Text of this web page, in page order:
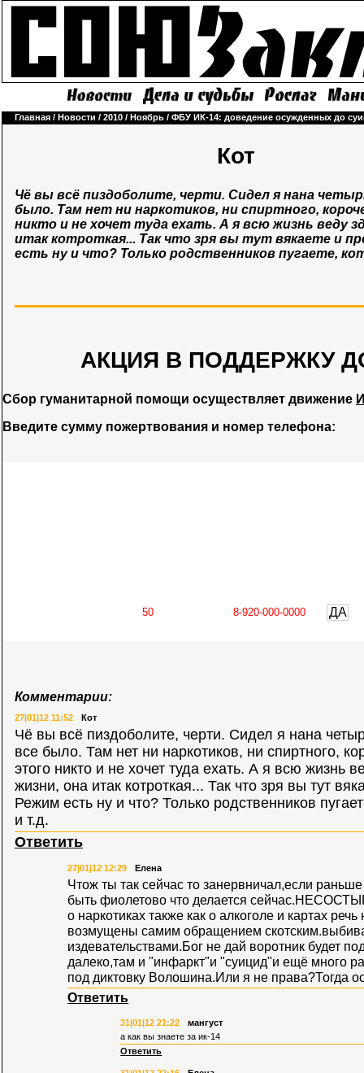
Главная / Новости / 2010 / Ноябрь / ФБУ ИК-14: доведение осужденных до
Кот
Чё вы всё пиздоболите, черти. Сидел я нана
было. Там нет ни наркотиков, ни спиртного,
никто и не хочет туда ехать. А я всю жизнь веду
итак котроткая... Так что зря вы тут вякаете и
есть ну и что? Только родственников пугаете,
АКЦИЯ В ПОДДЕРЖКУ
Сбор гуманитарной помощи осуществляет движение
Введите сумму пожертвования и номер телефона:
ДА
Комментарии:
27|01|12 11:52 Кот
Чё вы всё пиздоболите, черти. Сидел я нана
все было. Там нет ни наркотиков, ни спиртного,
этого никто и не хочет туда ехать. А я всю жизнь
жизни, она итак котроткая... Так что зря вы тут
Режим есть ну и что? Только родственников
и т.д.
Ответить
27|01|12 12:29 Елена
Чтож ты так сейчас то занервничал,если
быть фиолетово что делается
о наркотиках также как о алкоголе и картах
возмущены самим обращением
издевательствами.Бог не дай воротник будет
далеко,там и "инфаркт"и "суицид"и ещё много
под диктовку Волошина.Или я не права?Тогда
Ответить
31|01|12 21:22
мангуст
а как вы знаете за ик-14
Ответить